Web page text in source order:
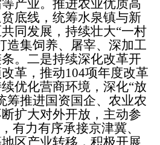
产业。推进农业优质高
底线，统筹水泉镇与新
同发展，持续壮大“一村
造集饲养、屠宰、深加工
。二是持续深化改革开
革，推动104项年度改革
优化营商环境，深化“放
筹推进国资国企、农业农
扩大对外开放，主动参
有力有序承接京津冀、
区产业转移，积极开展